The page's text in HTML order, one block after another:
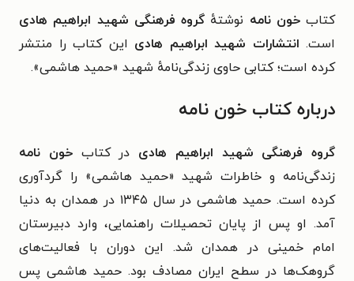
کتابخون نامه نوشتهٔ گروه فرهنگی شهید ابراهیم هادی
است. انتشارات شهید ابراهیم هادی این کتاب را منتشر
کرده است؛ کتابی حاوی زندگی‌نامهٔ شهید «حمید هاشمی».
درباره کتاب خون نامه
گروه فرهنگی شهید ابراهیم هادی در کتابخون نامه
زندگی‌نامه و خاطرات شهید «حمید هاشمی» را گردآوری
کرده است. حمید هاشمی در سال ۱۳۴۵ در همدان به دنیا
آمد. او پس از پایان تحصیلات راهنمایی، وارد دبیرستان
امام خمینی در همدان شد. این دوران با فعالیت‌های
گروهک‌ها در سطح ایران مصادف بود. حمید هاشمی پس